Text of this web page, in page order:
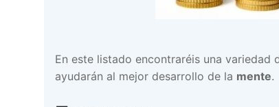
En este listado encontraréis una variedad
ayudarán al mejor desarrollo de la mente.